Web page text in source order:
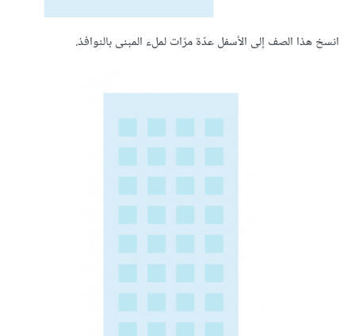
انسخ هذا الصف إلى الأسفل عدّة مرّات لملء المبنى بالنوافذ.